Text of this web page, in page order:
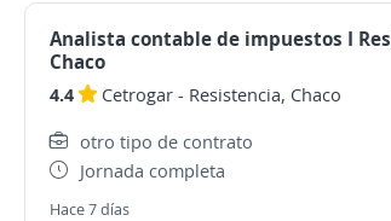
Analista contable de impuestos I
Chaco
4.4 Cetrogar - Resistencia, Chaco
otro tipo de contrato
Jornada completa
Hace 7 días